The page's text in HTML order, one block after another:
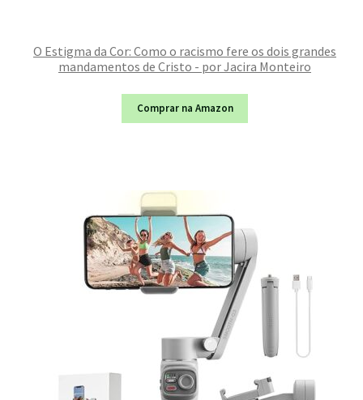
O Estigma da Cor: Como o racismo fere os dois grandes
mandamentos de Cristo - por Jacira Monteiro
Comprar na Amazon